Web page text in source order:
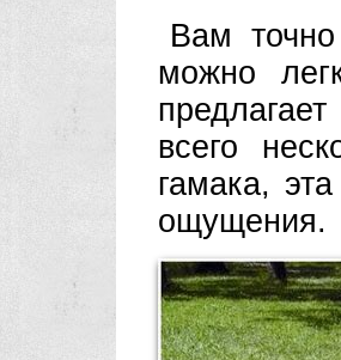
Вам точно
можно
всего
гамака,
ощущения.